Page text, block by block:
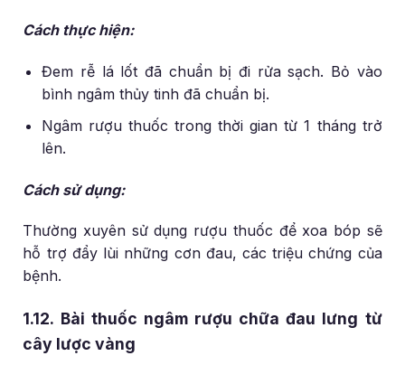
Cách thực hiện:
Đem rễ lá lốt đã chuẩn bị đi rửa sạch. Bỏ vào
bình ngâm thủy tinh đã chuẩn bị.
Ngâm rượu thuốc trong thời gian từ 1 tháng trở
lên.
Cách sử dụng:
Thường xuyên sử dụng rượu thuốc để xoa bóp sẽ
hỗ trợ đẩy lùi những cơn đau, các triệu chứng của
bệnh.
1.12. Bài thuốc ngâm rượu chữa đau lưng từ
cây lược vàng